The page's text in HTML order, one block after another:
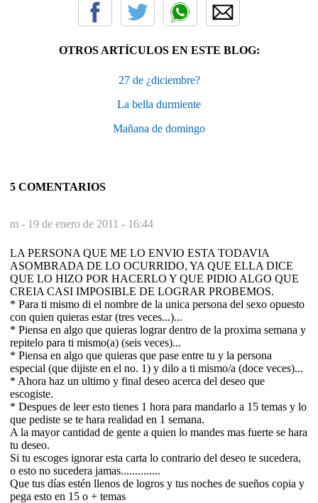
OTROS ARTÍCULOS EN ESTE BLOG:
27 de ¿diciembre?
La bella durmiente
Mañana de domingo
5 COMENTARIOS
m - 19 de enero de 2011 - 16:44
LA PERSONA QUE ME LO ENVIO ESTA TODAVIA
ASOMBRADA DE LO OCURRIDO, YA QUE ELLA DICE
QUE LO HIZO POR HACERLO Y QUE PIDIO ALGO QUE
CREIA CASI IMPOSIBLE DE LOGRAR PROBEMOS.
* Para ti mismo di el nombre de la unica persona del sexo opuesto
con quien quieras estar (tres veces...)...
* Piensa en algo que quieras lograr dentro de la proxima semana y
repitelo para ti mismo(a) (seis veces)...
* Piensa en algo que quieras que pase entre tu y la persona
especial (que dijiste en el no. 1) y dilo a ti mismo/a (doce veces)...
* Ahora haz un ultimo y final deseo acerca del deseo que
escogiste.
* Despues de leer esto tienes 1 hora para mandarlo a 15 temas y lo
que pediste se te hara realidad en 1 semana.
A la mayor cantidad de gente a quien lo mandes mas fuerte se hara
tu deseo.
Si tu escoges ignorar esta carta lo contrario del deseo te sucedera,
o esto no sucedera jamas..............
Que tus días estén llenos de logros y tus noches de sueños copia y
pega esto en 15 o + temas